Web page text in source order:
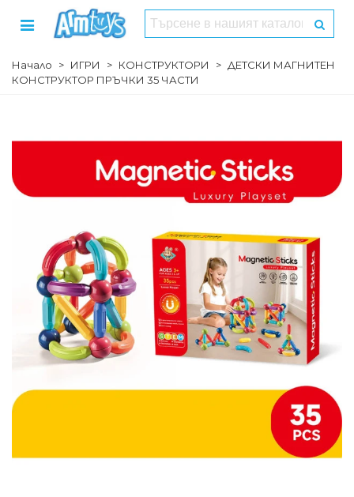
Начало > ИГРИ > КОНСТРУКТОРИ > ДЕТСКИ МАГНИТЕН
КОНСТРУКТОР ПРЪЧКИ 35 ЧАСТИ